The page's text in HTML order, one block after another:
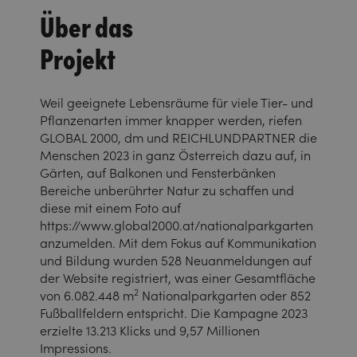
Über das
Projekt
Weil geeignete Lebensräume für viele Tier- und
Pflanzenarten immer knapper werden, riefen
GLOBAL 2000, dm und REICHLUNDPARTNER die
Menschen 2023 in ganz Österreich dazu auf, in
Gärten, auf Balkonen und Fensterbänken
Bereiche unberührter Natur zu schaffen und
diese mit einem Foto auf
https://www.global2000.at/nationalparkgarten
anzumelden. Mit dem Fokus auf Kommunikation
und Bildung wurden 528 Neuanmeldungen auf
der Website registriert, was einer Gesamtfläche
von 6.082.448 m2 Nationalparkgarten oder 852
Fußballfeldern entspricht. Die Kampagne 2023
erzielte 13.213 Klicks und 9,57 Millionen
Impressions.